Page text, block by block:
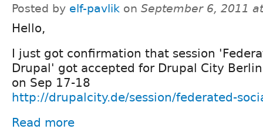
Posted by elf-pavlik on September 6, 2011
Hello,
I just got confirmation that session
Drupal' got accepted for Drupal City
on Sep 17-18
http://drupalcity.de/session/federated-
Read more